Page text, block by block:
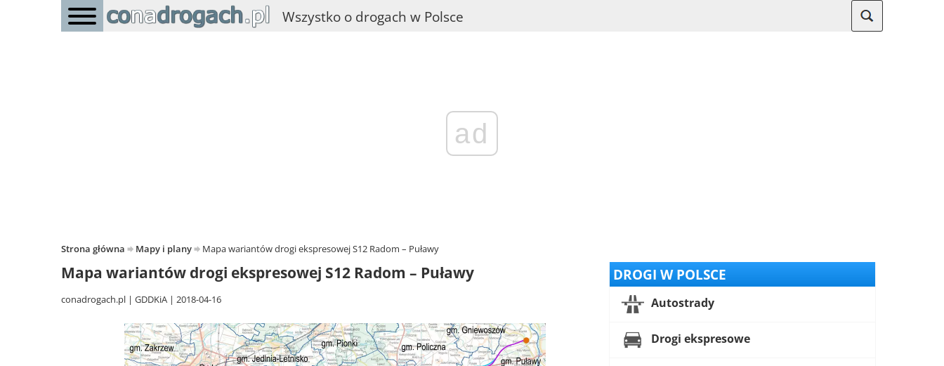
Wszystko o drogach w Polsce
ad
Strona główna Mapy i plany Mapa wariantów drogi ekspresowej S12 Radom – Puławy
Mapa wariantów drogi ekspresowej S12 Radom – Puławy
conadrogach.pl GDDKiA 2018-04-16
DROGI W POLSCE
Autostrady
Drogi ekspresowe